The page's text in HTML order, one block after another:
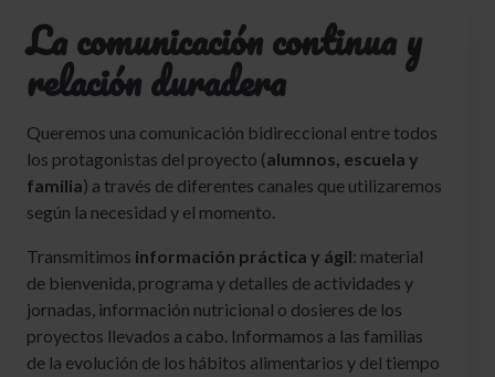
La comunicación continua y
relación duradera
Queremos una comunicación bidireccional entre todos
los protagonistas del proyecto (alumnos, escuela y
familia) a través de diferentes canales que utilizaremos
según la necesidad y el momento.
Transmitimos información práctica y ágil: material
de bienvenida, programa y detalles de actividades y
jornadas, información nutricional o dosieres de los
proyectos llevados a cabo. Informamos a las familias
de la evolución de los hábitos alimentarios y del tiempo